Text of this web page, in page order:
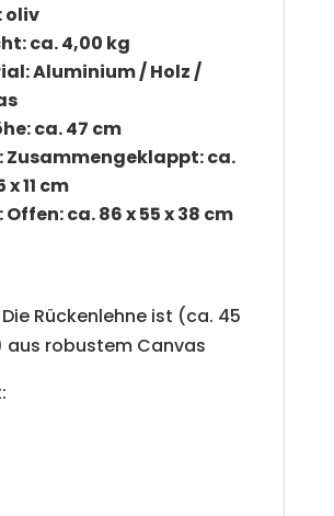
oliv
ca. 4,00 kg
Aluminium / Holz /
ca. 47 cm
Zusammengeklappt: ca.
x 11 cm
ca. 86 x 55 x 38 cm
Rückenlehne ist (ca. 45
aus robustem Canvas